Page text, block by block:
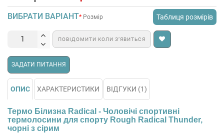
ВИБРАТИ ВАРІАНТ Таблиця розмірів
Розмір
ПОВІДОМИТИ КОЛИ З’ЯВИТЬСЯ
ЗАДАТИ ПИТАННЯ
ОПИС ХАРАКТЕРИСТИКИ ВІДГУКИ (1)
Термо Білизна Radical - Чоловічі спортивні
термолосини для спорту Rough Radical Thunder,
чорні з сірим